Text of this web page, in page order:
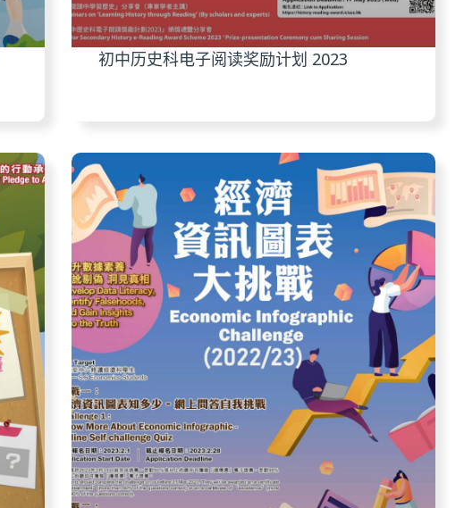
初中历史科电子阅读奖励计划 2023